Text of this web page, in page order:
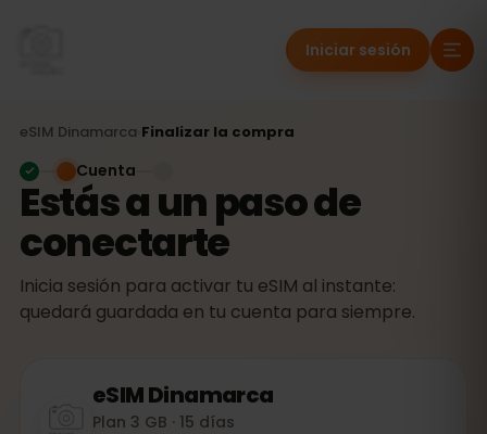
Iniciar sesión
eSIM Dinamarca Finalizar la compra
Estás a un paso de
conectarte
Inicia sesión para activar tu eSIM al instante:
quedará guardada en tu cuenta para siempre.
Cuenta
eSIMDinamarca
Plan 3 GB · 15 días